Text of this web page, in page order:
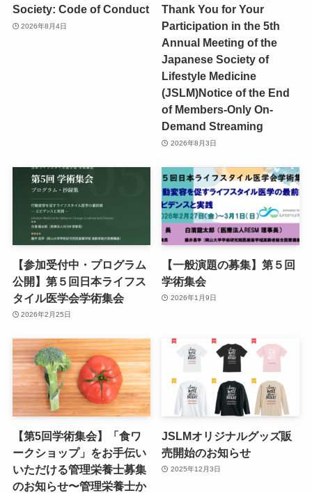
Society: Code of Conduct
2026年8月4日
Thank You for Your
Participation in the 5th
Annual Meeting of the
Japanese Society of
Lifestyle Medicine
(JSLM)Notice of the End
of Members-Only On-
Demand Streaming
2026年8月3日
【参加受付中・プログラム
公開】第５回日本ライフス
タイル医学会学術集会
2026年2月25日
【一般演題の募集】第５回
学術集会
2026年1月9日
【第5回学術集会】「食ワ
ークショップ」をお手伝い
いただける管理栄養士募集
のお知らせ〜管理栄養士か
JSLMオリジナルグッズ販
売開始のお知らせ
2025年12月3日